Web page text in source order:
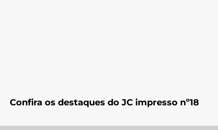
Confira os destaques do JC impresso nº18